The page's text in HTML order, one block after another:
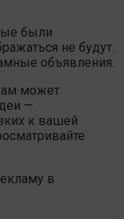
были
не будут.
объявления.
может
—
к вашей
в